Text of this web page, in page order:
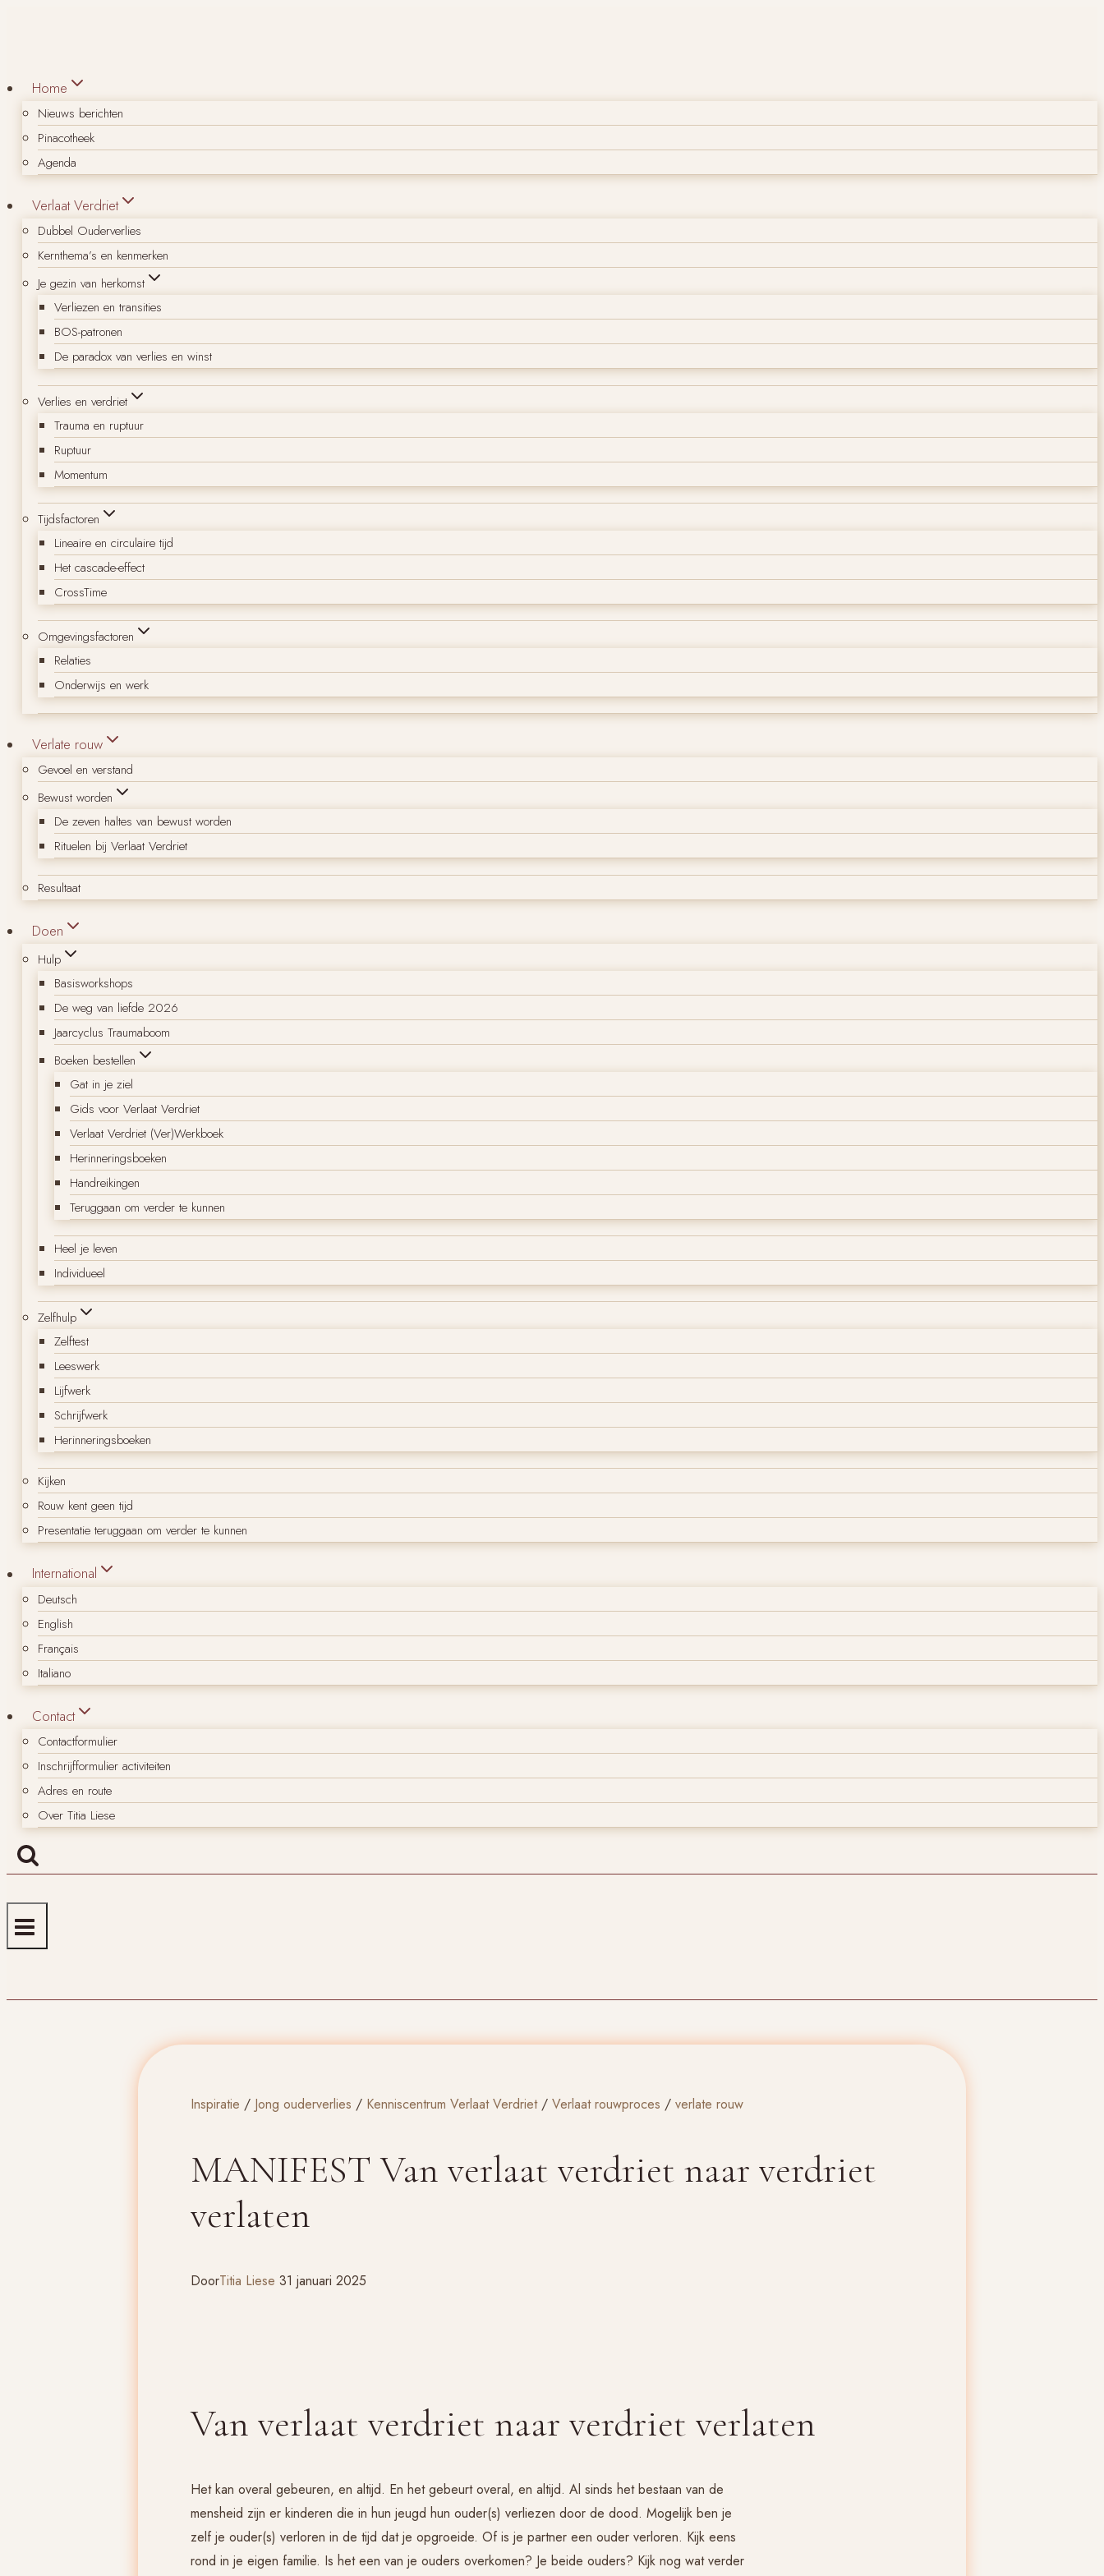
Home
Nieuws berichten
Pinacotheek
Agenda
Verlaat Verdriet
Dubbel Ouderverlies
Kernthema’s en kenmerken
Je gezin van herkomst
Verliezen en transities
BOS-patronen
De paradox van verlies en winst
Verlies en verdriet
Trauma en ruptuur
Ruptuur
Momentum
Tijdsfactoren
Lineaire en circulaire tijd
Het cascade-effect
CrossTime
Omgevingsfactoren
Relaties
Onderwijs en werk
Verlate rouw
Gevoel en verstand
Bewust worden
De zeven haltes van bewust worden
Rituelen bij Verlaat Verdriet
Resultaat
Doen
Hulp
Basisworkshops
De weg van liefde 2026
Jaarcyclus Traumaboom
Boeken bestellen
Gat in je ziel
Gids voor Verlaat Verdriet
Verlaat Verdriet (Ver)Werkboek
Herinneringsboeken
Handreikingen
Teruggaan om verder te kunnen
Heel je leven
Individueel
Zelfhulp
Zelftest
Leeswerk
Lijfwerk
Schrijfwerk
Herinneringsboeken
Kijken
Rouw kent geen tijd
Presentatie teruggaan om verder te kunnen
International
Deutsch
English
Français
Italiano
Contact
Contactformulier
Inschrijfformulier activiteiten
Adres en route
Over Titia Liese
Inspiratie / Jong ouderverlies / Kenniscentrum Verlaat Verdriet/ Verlaat rouwproces / verlate rouw
MANIFEST Van verlaat verdriet naar verdriet
verlaten
DoorTitia Liese 31 januari 2025
Van verlaat verdriet naar verdriet verlaten
Het kan overal gebeuren, en altijd. En het gebeurt overal, en altijd. Al sinds het bestaan van de
mensheid zijn er kinderen die in hun jeugd hun ouder(s) verliezen door de dood. Mogelijk ben je
zelf je ouder(s) verloren in de tijd dat je opgroeide. Of is je partner een ouder verloren. Kijk eens
rond in je eigen familie. Is het een van je ouders overkomen? Je beide ouders? Kijk nog wat verder